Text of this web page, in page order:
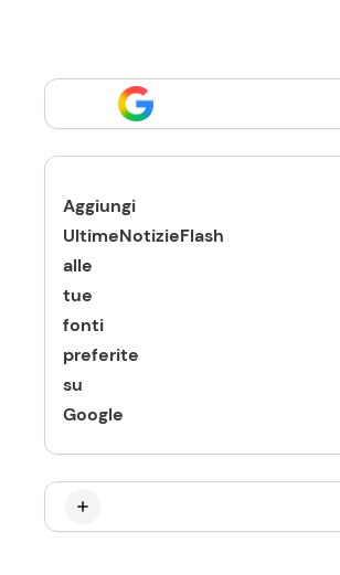
Aggiungi
UltimeNotizieFlash
alle
tue
fonti
preferite
su
Google